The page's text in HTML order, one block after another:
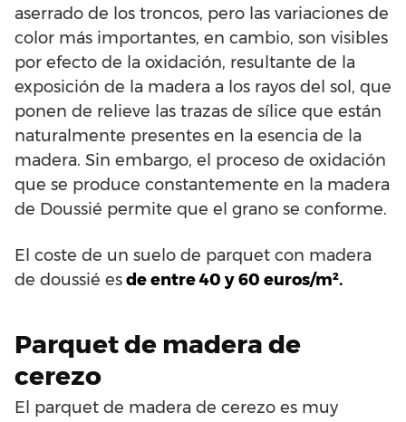
aserrado de los troncos, pero las variaciones de
color más importantes, en cambio, son visibles
por efecto de la oxidación, resultante de la
exposición de la madera a los rayos del sol, que
ponen de relieve las trazas de sílice que están
naturalmente presentes en la esencia de la
madera. Sin embargo, el proceso de oxidación
que se produce constantemente en la madera
de Doussié permite que el grano se conforme.
El coste de un suelo de parquet con madera
de doussié esde entre 40 y 60 euros/m².
Parquet de madera de
cerezo
El parquet de madera de cerezo es muy